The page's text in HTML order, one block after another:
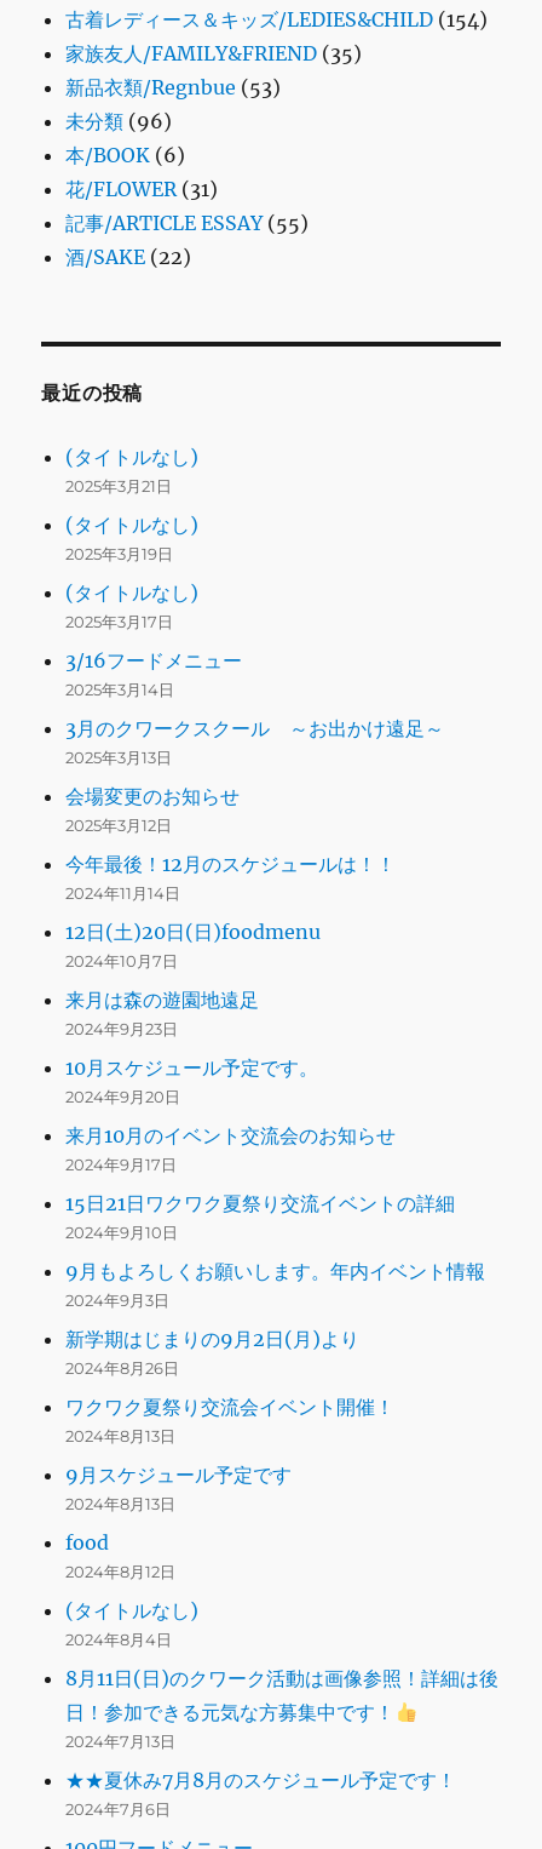
古着レディース＆キッズ/LEDIES&CHILD (154)
家族友人/FAMILY&FRIEND (35)
新品衣類/Regnbue (53)
未分類 (96)
本/BOOK (6)
花/FLOWER(31)
記事/ARTICLE ESSAY(55)
酒/SAKE (22)
最近の投稿
(タイトルなし)
2025年3月21日
(タイトルなし)
2025年3月19日
(タイトルなし)
2025年3月17日
3/16フードメニュー
2025年3月14日
3月のクワークスクール ～お出かけ遠足～
2025年3月13日
会場変更のお知らせ
2025年3月12日
今年最後！12月のスケジュールは！！
2024年11月14日
12日(土)20日(日)foodmenu
2024年10月7日
来月は森の遊園地遠足
2024年9月23日
10月スケジュール予定です。
2024年9月20日
来月10月のイベント交流会のお知らせ
2024年9月17日
15日21日ワクワク夏祭り交流イベントの詳細
2024年9月10日
9月もよろしくお願いします。年内イベント情報
2024年9月3日
新学期はじまりの9月2日(月)より
2024年8月26日
ワクワク夏祭り交流会イベント開催！
2024年8月13日
9月スケジュール予定です
2024年8月13日
food
2024年8月12日
(タイトルなし)
2024年8月4日
8月11日(日)のクワーク活動は画像参照！詳細は後
日！参加できる元気な方募集中です！
2024年7月13日
★★夏休み7月8月のスケジュール予定です！
2024年7月6日